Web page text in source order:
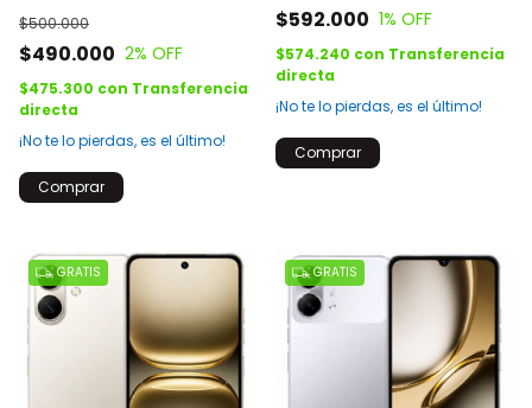
$490.000
$500.000
2% OFF
$475.300 con Transferencia
directa
¡No te lo pierdas, es el último!
Comprar
$592.000 1% OFF
$574.240 con Transferencia
directa
¡No te lo pierdas, es el último!
Comprar
GRATIS GRATIS